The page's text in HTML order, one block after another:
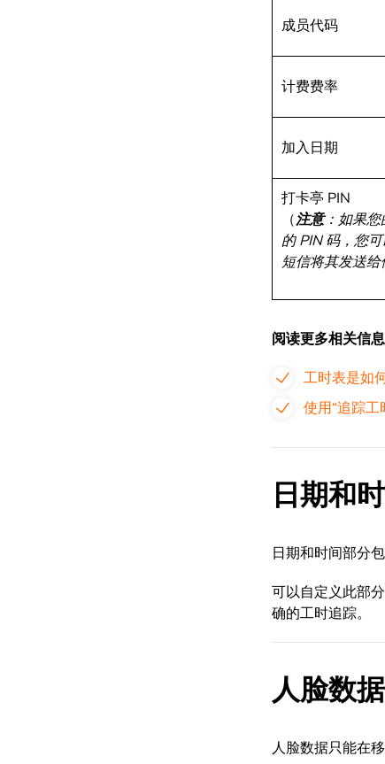
成员代码
计费费率
加入日期
打卡亭 PIN
（注意：如果您
的 PIN 码，您
短信将其发送给
阅读更多相关信息
工时表是如
使用“追踪
日期和
日期和时间部分
可以自定义此部
确的工时追踪。
人脸数据
人脸数据只能在